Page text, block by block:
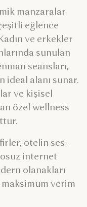
manzaralar
eğlence
ve erkekler
sunulan
seansları,
alanı sunar.
ve kişisel
özel wellness
otelin ses-
internet
olanakları
verim